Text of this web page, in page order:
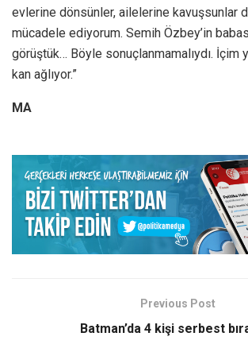
evlerine dönsünler, ailelerine kavuşsunlar
mücadele ediyorum. Semih Özbey’in
görüştük… Böyle sonuçlanmamalıydı. İçim
kan ağlıyor.”
MA
Previous Post
Batman’da 4 kişi serbest